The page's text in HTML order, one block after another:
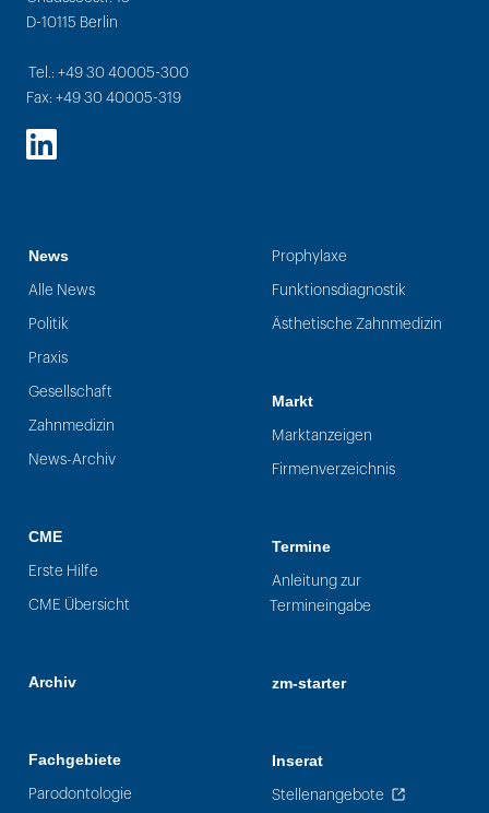
D-10115 Berlin
Tel.: +49 30 40005-300
Fax: +49 30 40005-319
LinkedIn
News
Alle News
Politik
Praxis
Gesellschaft
Zahnmedizin
News-Archiv
CME
Erste Hilfe
CME Übersicht
Archiv
Fachgebiete
Parodontologie
Prophylaxe
Funktionsdiagnostik
Ästhetische Zahnmedizin
Markt
Marktanzeigen
Firmenverzeichnis
Termine
Anleitung zur
Termineingabe
zm-starter
Inserat
Stellenangebote